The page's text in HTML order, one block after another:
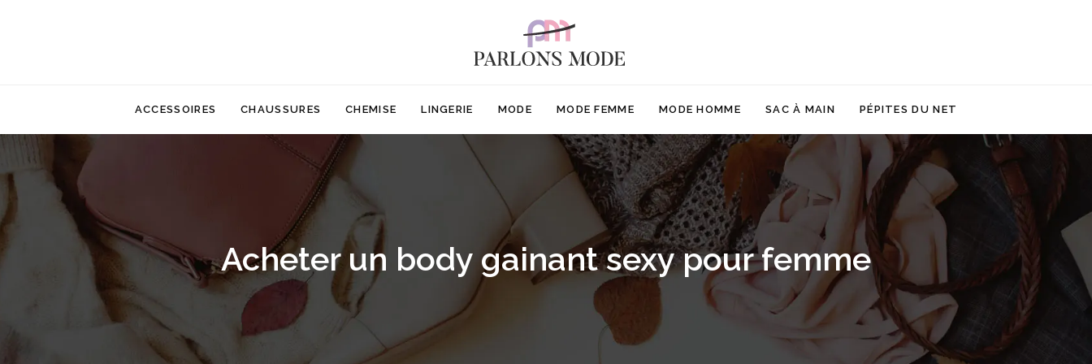
ACCESSOIRES CHAUSSURES CHEMISE LINGERIE MODE MODE FEMME MODE HOMME SAC À MAIN PÉPITES DU NET
Acheter un body gainant sexy pour femme